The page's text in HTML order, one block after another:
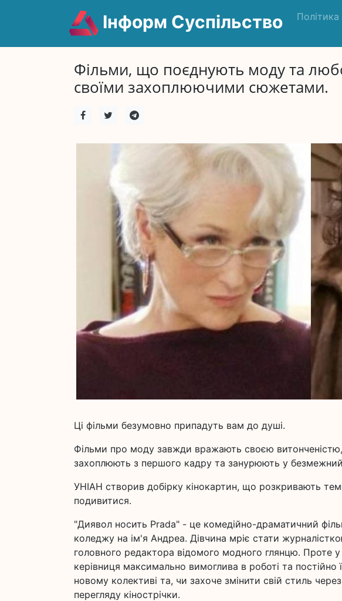
Інформ Суспільство Політика
Фільми, що поєднують моду та
своїми захоплюючими сюжетами.
Ці фільми безумовно припадуть вам до душі.
Фільми про моду завжди вражають своєю
захоплюють з першого кадру та занурюють у безмежний
УНІАН створив добірку кінокартин, що розкривають
подивитися.
"Диявол носить Prada" - це комедійно-драматичний
коледжу на ім'я Андреа. Дівчина мріє стати
головного редактора відомого модного глянцю. Проте
керівниця максимально вимоглива в роботі та
новому колективі та, чи захоче змінити свій стиль
перегляду кінострічки.